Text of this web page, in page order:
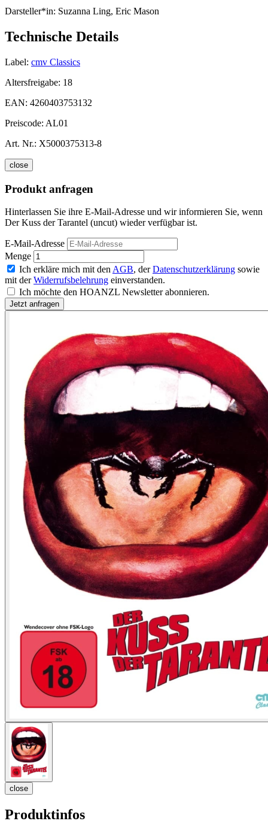
Darsteller*in: Suzanna Ling, Eric Mason
Technische Details
Label: cmv Classics
Altersfreigabe: 18
EAN: 4260403753132
Preiscode: AL01
Art. Nr.: X5000375313-8
close
Produkt anfragen
Hinterlassen Sie ihre E-Mail-Adresse und wir informieren Sie, wenn
Der Kuss der Tarantel (uncut) wieder verfügbar ist.
E-Mail-Adresse
Menge
Ich erkläre mich mit den AGB, derDatenschutzerklärung sowie
mit derWiderrufsbelehrung einverstanden.
Ich möchte den HOANZL Newsletter abonnieren.
close
Produktinfos